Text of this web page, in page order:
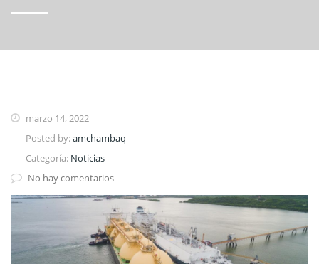
marzo 14, 2022
Posted by:amchambaq
Categoría: Noticias
No hay comentarios